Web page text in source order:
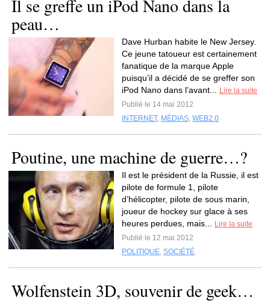
Il se greffe un iPod Nano dans la
peau…
Dave Hurban habite le New Jersey.
Ce jeune tatoueur est certainement
fanatique de la marque Apple
puisqu’il a décidé de se greffer son
iPod Nano dans l’avant...
Lire la suite
Publié le 14 mai 2012
INTERNET, MÉDIAS, WEB2.0
Poutine, une machine de guerre…?
Il est le président de la Russie, il est
pilote de formule 1, pilote
d’hélicopter, pilote de sous marin,
joueur de hockey sur glace à ses
heures perdues, mais...
Lire la suite
Publié le 12 mai 2012
POLITIQUE, SOCIÉTÉ
Wolfenstein 3D, souvenir de geek…